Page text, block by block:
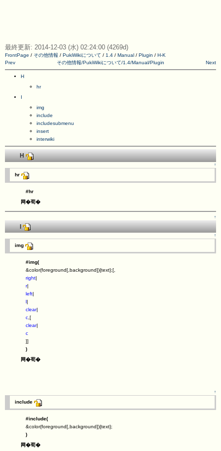
最終更新: 2014-12-03 (水) 02:24:00 (4269d)
FrontPage / その他情報 / PukiWikiについて / 1.4 / Manual / Plugin / H-K
Prev
Next
その他情報/PukiWikiについて/1.4/Manual/Plugin
H
hr
I
img
include
includesubmenu
insert
interwiki
H
↑
hr
#hr
网�荀�
↑
I
↑
img
#img(
&color(foreground[,background]){text};[,
right|
r|
left|
l|
clear|
c ,[
clear|
c
]]
)
网�荀�
↑
include
#include(
&color(foreground[,background]){text};
)
网�荀�